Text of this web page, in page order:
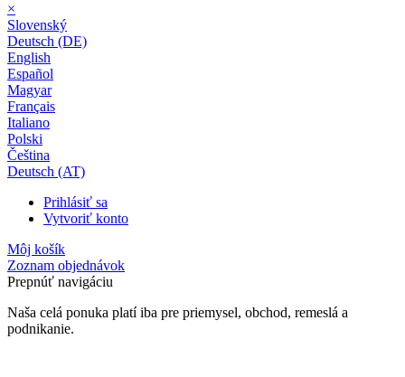
×
Slovenský
Deutsch (DE)
English
Español
Magyar
Français
Italiano
Polski
Čeština
Deutsch (AT)
Prihlásiť sa
Vytvoriť konto
Môj košík
Zoznam objednávok
Prepnúť navigáciu
Naša celá ponuka platí iba pre priemysel, obchod, remeslá a
podnikanie.